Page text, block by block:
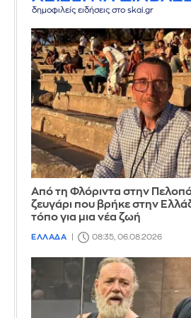
δημοφιλείς ειδήσεις στο skai.gr
Από τη Φλόριντα στην
ζευγάρι που βρήκε στην
τόπο για μια νέα ζωή
ΕΛΛΑΔΑ 08:35, 06.08.2026